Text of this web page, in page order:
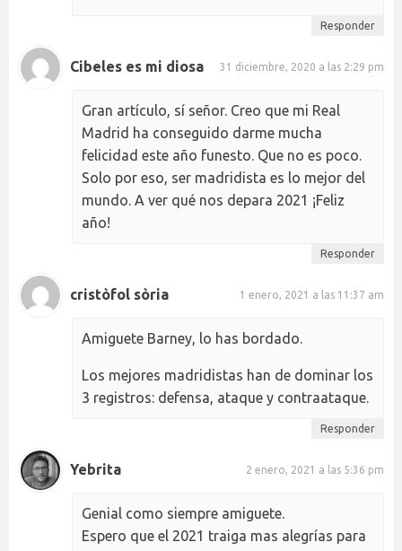
Responder
Cibeles es mi diosa 31 diciembre, 2020 a las 2:29 pm
Gran artículo, sí señor. Creo que mi Real
Madrid ha conseguido darme mucha
felicidad este año funesto. Que no es poco.
Solo por eso, ser madridista es lo mejor del
mundo. A ver qué nos depara 2021 ¡Feliz
año!
Responder
cristòfol sòria 1 enero, 2021 a las 11:37 am
Amiguete Barney, lo has bordado.
Los mejores madridistas han de dominar los
3 registros: defensa, ataque y contraataque.
Responder
Yebrita 2 enero, 2021 a las 5:36 pm
Genial como siempre amiguete.
Espero que el 2021 traiga mas alegrías para